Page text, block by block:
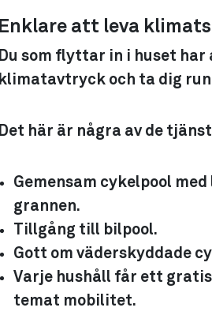
Enklare att leva
Du som flyttar in i huset
klimatavtryck och ta dig
Det här är några av de
Gemensam cykelpool
grannen.
Tillgång till bilpool.
Gott om väderskyddade
Varje hushåll får ett
temat mobilitet.